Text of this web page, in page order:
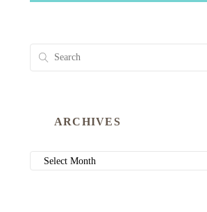
ARCHIVES
ARCHIVES